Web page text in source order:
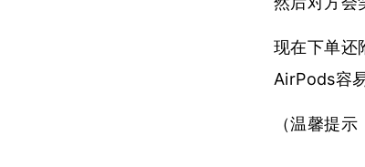
现在下单还
AirPods容
（温馨提